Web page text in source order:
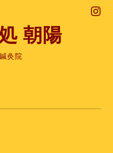
朝陽
灸院